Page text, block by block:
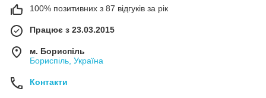
100% позитивних з 87 відгуків за рік
Працює з 23.03.2015
м. Бориспіль
Бориспіль, Україна
Контакти